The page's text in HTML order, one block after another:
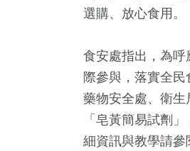
選購、放心食用。
食安處指出，為
際參與，落實全
藥物安全處、衛
「皂黃簡易試劑
細資訊與教學請參
2024立委選戰